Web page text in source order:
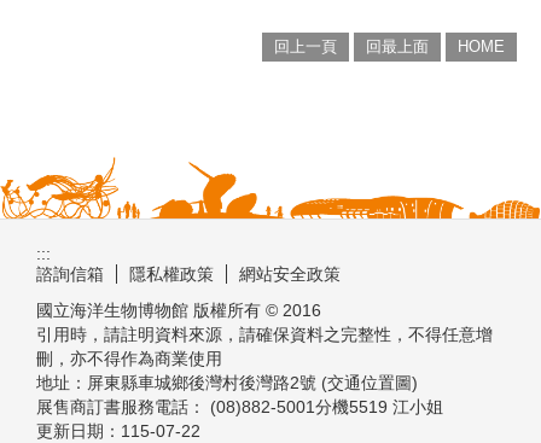
回上一頁 回最上面 HOME
:::
諮詢信箱
隱私權政策
網站安全政策
國立海洋生物博物館 版權所有 © 2016
引用時，請註明資料來源，請確保資料之完整性，不得任意增
刪，亦不得作為商業使用
地址：屏東縣車城鄉後灣村後灣路2號 (交通位置圖)
展售商訂書服務電話： (08)882-5001分機5519 江小姐
更新日期： 115-07-22